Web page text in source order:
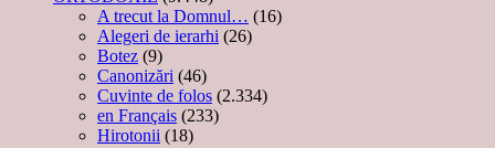
A trecut la Domnul… (16)
Alegeri de ierarhi (26)
Botez (9)
Canonizări (46)
Cuvinte de folos (2.334)
en Français (233)
Hirotonii (18)